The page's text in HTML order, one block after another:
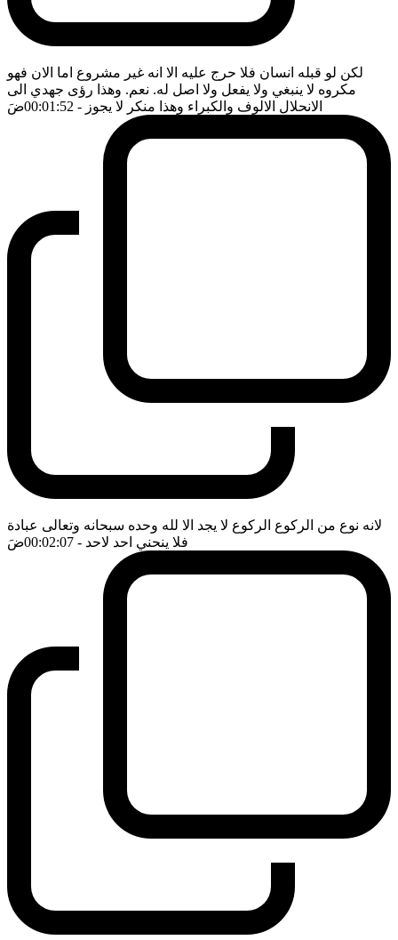
لكن لو قبله انسان فلا حرج عليه الا انه غير مشروع اما الان فهو
مكروه لا ينبغي ولا يفعل ولا اصل له. نعم. وهذا رؤى جهدي الى
الانحلال الالوف والكبراء وهذا منكر لا يجوز - 00:01:52 ضَ
لانه نوع من الركوع الركوع لا يجد الا لله وحده سبحانه وتعالى عبادة
فلا ينحني احد لاحد - 00:02:07 ضَ